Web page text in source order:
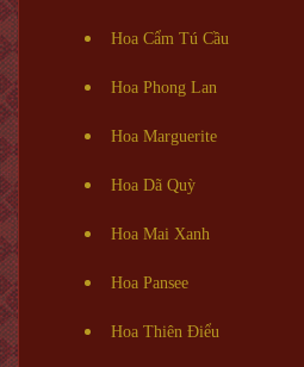
Hoa Cẩm Tú Cầu
Hoa Phong Lan
Hoa Marguerite
Hoa Dã Quỳ
Hoa Mai Xanh
Hoa Pansee
Hoa Thiên Điểu